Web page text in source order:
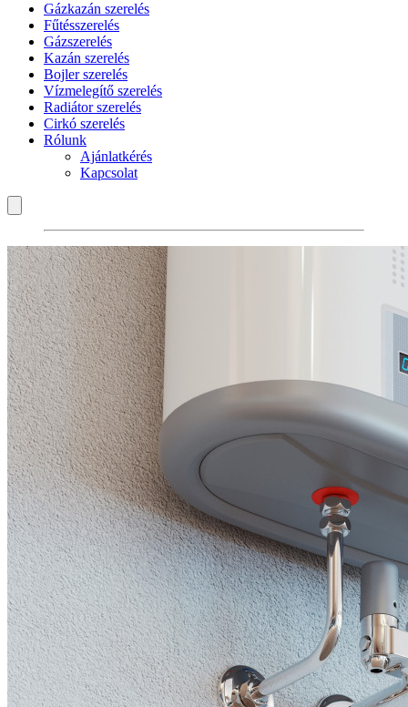
Gázkazán szerelés
Fűtésszerelés
Gázszerelés
Kazán szerelés
Bojler szerelés
Vízmelegítő szerelés
Radiátor szerelés
Cirkó szerelés
Rólunk
Ajánlatkérés
Kapcsolat